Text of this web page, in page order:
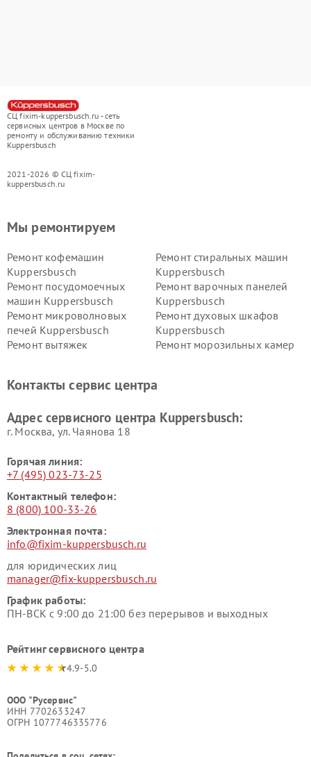
СЦ fixim-kuppersbusch.ru - сеть
сервисных центров в Москве по
ремонту и обслуживанию техники
Kuppersbusch
2021-2026 © СЦ fixim-
kuppersbusch.ru
Мы ремонтируем
Ремонт кофемашин
Kuppersbusch
Ремонт стиральных машин
Kuppersbusch
Ремонт посудомоечных
машин Kuppersbusch
Ремонт варочных панелей
Kuppersbusch
Ремонт микроволновых
печей Kuppersbusch
Ремонт духовых шкафов
Kuppersbusch
Ремонт вытяжек
Ремонт морозильных камер
Kuppersbusch
вакуумных упаковщиков
Ремонт сушильных машин Kuppersbusch
Контакты сервис центра
Адрес сервисного центра Kuppersbusch:
г. Москва, ул. Чаянова 18
Горячая линия:
+7 (495) 023-73-25
Контактный телефон:
8 (800) 100-33-26
Электронная почта:
info@fixim-kuppersbusch.ru
для юридических лиц
manager@fix-kuppersbusch.ru
График работы:
ПН-ВСК с 9:00 до 21:00 без перерывов и выходных
Рейтинг сервисного центра
4.9-5.0
ООО "Русервис"
ИНН 7702633247
ОГРН 1077746335776